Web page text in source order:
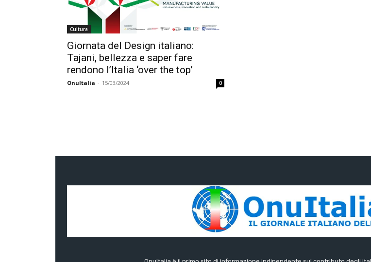
Cultura
Giornata del Design italiano:
Tajani, bellezza e saper fare
rendono l’Italia ‘over the top’
OnuItalia - 15/03/2024 0